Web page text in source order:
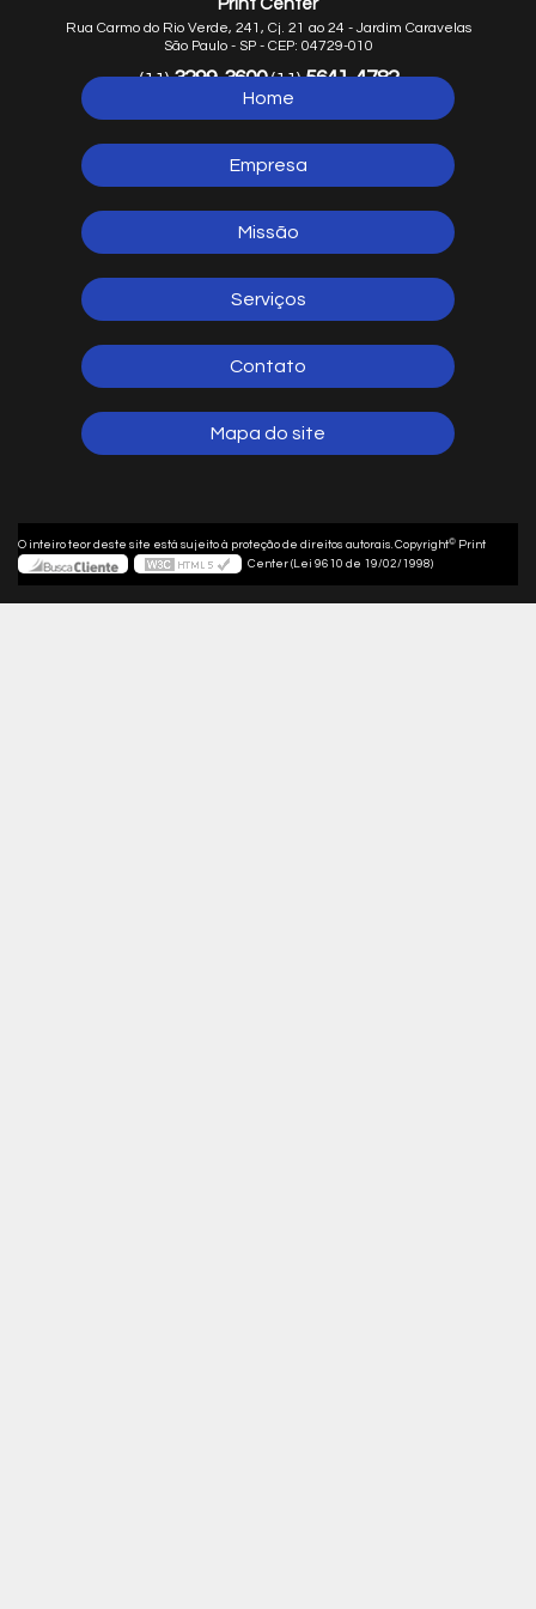
Print Center
Rua Carmo do Rio Verde, 241, Cj. 21 ao 24 - Jardim Caravelas
São Paulo - SP - CEP: 04729-010
(11)3299-3600(11)5641-4782
5641-1254
Home
Empresa
Missão
Serviços
Contato
Mapa do site
O inteiro teor deste site está sujeito à proteção de direitos autorais. Copyright© Print
Center (Lei 9610 de 19/02/1998)